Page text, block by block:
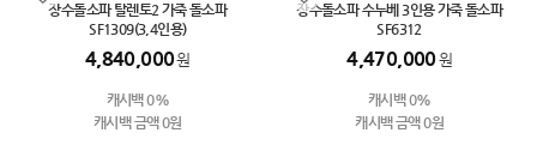
장수돌소파 탈렌토2 가죽 돌소파
SF1309(3,4인용)
4,840,000원
캐시백 0%
캐시백 금액 0원
장수돌소파 수누베 3인용 가죽 돌소파
SF6312
4,470,000원
캐시백 0%
캐시백 금액 0원